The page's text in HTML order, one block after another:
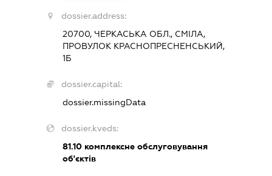
dossier.address:
20700, ЧЕРКАСЬКА ОБЛ., СМІЛА,
ПРОВУЛОК КРАСНОПРЕСНЕНСЬКИЙ,
1Б
dossier.capital:
dossier.missingData
dossier.kveds:
81.10комплексне обслуговування
об'єктів